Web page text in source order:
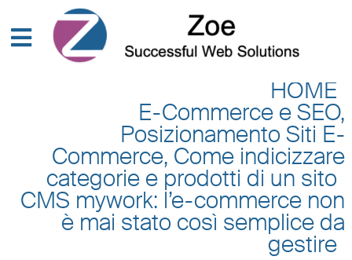
HOME
E-Commerce e SEO,
Posizionamento Siti E-
Commerce, Come indicizzare
categorie e prodotti di un sito
CMS mywork: l’e-commerce non
è mai stato così semplice da
gestire